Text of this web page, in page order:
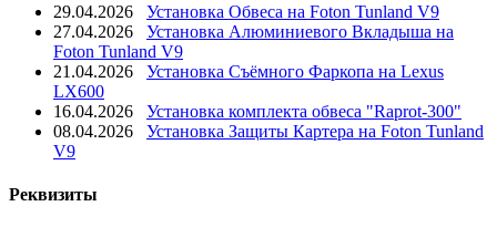
29.04.2026
Установка Обвеса на Foton Tunland V9
27.04.2026
Установка Алюминиевого Вкладыша на
Foton Tunland V9
21.04.2026
Установка Съёмного Фаркопа на Lexus
LX600
16.04.2026
Установка комплекта обвеса "Raprot-300"
08.04.2026
Установка Защиты Картера на Foton Tunland
V9
Реквизиты